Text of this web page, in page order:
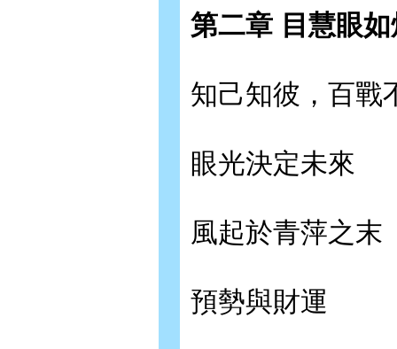
第二章 目慧眼
知己知彼，百戰
眼光決定未來
風起於青萍之末
預勢與財運